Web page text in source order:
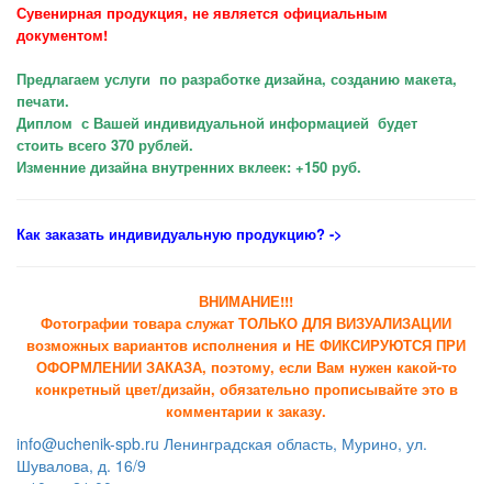
Сувенирная продукция, не является официальным
документом!
Предлагаем услуги по разработке дизайна, созданию макета,
печати.
Диплом с Вашей индивидуальной информацией будет
стоить всего 370 рублей.
Изменние дизайна внутренних вклеек: +150 руб.
Как заказать индивидуальную продукцию? ->
ВНИМАНИЕ!!!
Фотографии товара служат ТОЛЬКО ДЛЯ ВИЗУАЛИЗАЦИИ
возможных вариантов исполнения и НЕ ФИКСИРУЮТСЯ ПРИ
ОФОРМЛЕНИИ ЗАКАЗА, поэтому, если Вам нужен какой-то
конкретный цвет/дизайн, обязательно прописывайте это в
комментарии к заказу.
info@uchenik-spb.ru Ленинградская область, Мурино, ул.
Шувалова, д. 16/9